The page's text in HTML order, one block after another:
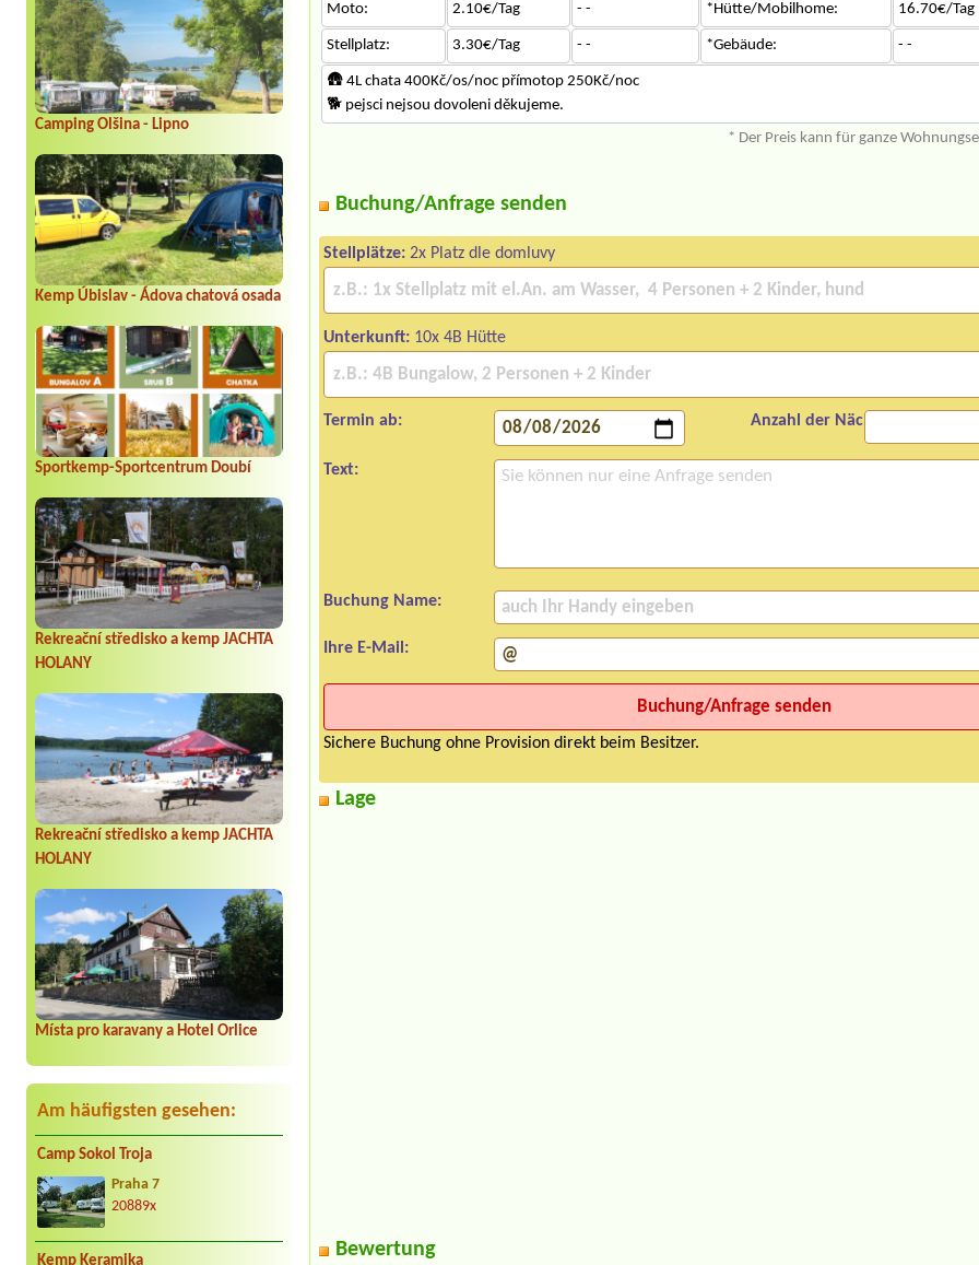
Camping Olšina - Lipno
Kemp Úbislav - Ádova chatová osada
Sportkemp-Sportcentrum Doubí
Rekreační středisko a kemp JACHTA
HOLANY
Rekreační středisko a kemp JACHTA
HOLANY
Místa pro karavany a Hotel Orlice
Am häufigsten gesehen:
Camp Sokol Troja
Praha 7
20889x
Kemp Keramika
Moto: 2.10€/Tag - - *Hütte/Mobilhome: 16.70€/Tag
Stellplatz: 3.30€/Tag - - *Gebäude: - -
🛖 4L chata 400Kč/os/noc přímotop 250Kč/noc
🐕‍ pejsci nejsou dovoleni děkujeme.
* Der Preis kann für ganze
Buchung/Anfrage senden
Stellplätze: 2x Platz dle domluvy
Unterkunft: 10x 4B Hütte
Termin ab: Anzahl der Nächte:
Text:
Buchung Name:
Ihre E-Mail:
Sichere Buchung ohne Provision direkt beim Besitzer.
Lage
Bewertung